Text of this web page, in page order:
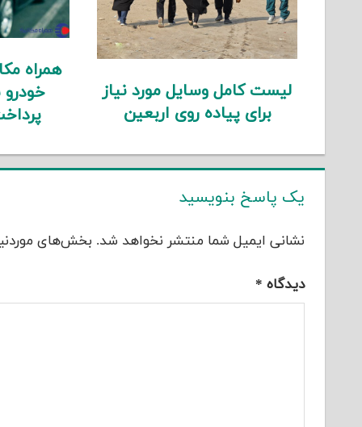
لیست کامل وسایل مورد نیاز
برای پیاده روی اربعین
همراه
یک پاسخ بنویسید
نشانی ایمیل شما منتشر نخواهد شد. بخش‌های
دیدگاه *